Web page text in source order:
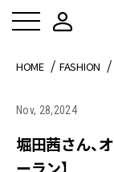
HOME FASHION
Nov, 28,2024
堀田茜さん、
ーラン】